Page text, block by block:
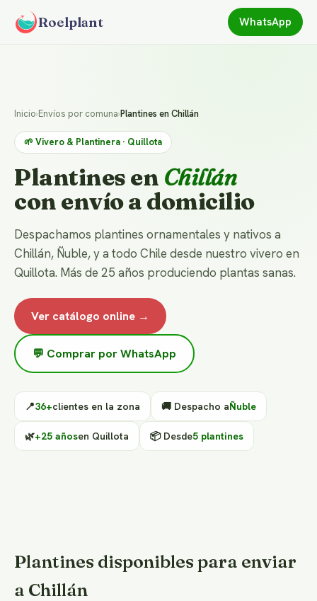
Roelplant WhatsApp
Inicio›Envíos por comuna›Plantines en Chillán
🌱 Vivero & Plantinera · Quillota
Plantines en Chillán
con envío a domicilio
Despachamos plantines ornamentales y nativos a
Chillán, Ñuble, y a todo Chile desde nuestro vivero en
Quillota. Más de 25 años produciendo plantas sanas.
Ver catálogo online →
💬 Comprar por WhatsApp
📍36+clientes en la zona 🚚 Despacho aÑuble
🌿+25 añosen Quillota 📦 Desde5 plantines
Plantines disponibles para enviar
a Chillán